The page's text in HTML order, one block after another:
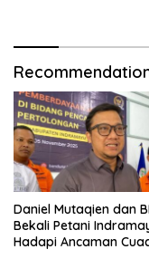
Daniel Mutaqien dan
Bekali Petani
Hadapi Ancaman